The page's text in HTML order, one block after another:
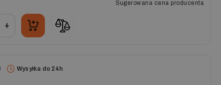
Sugerowana cena producenta
+
Wysyłka do 24h